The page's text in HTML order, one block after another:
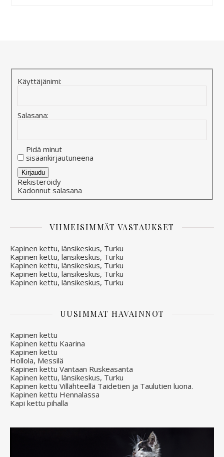
Käyttäjänimi:
Salasana:
Pidä minut
sisäänkirjautuneena
Alternative:
Kirjaudu
Rekisteröidy
Kadonnut salasana
VIIMEISIMMÄT VASTAUKSET
Kapinen kettu, länsikeskus, Turku
Kapinen kettu, länsikeskus, Turku
Kapinen kettu, länsikeskus, Turku
Kapinen kettu, länsikeskus, Turku
Kapinen kettu, länsikeskus, Turku
UUSIMMAT HAVAINNOT
Kapinen kettu
Kapinen kettu Kaarina
Kapinen kettu
Hollola, Messilä
Kapinen kettu Vantaan Ruskeasanta
Kapinen kettu, länsikeskus, Turku
Kapinen kettu Villähteellä Taidetien ja Taulutien luona.
Kapinen kettu Hennalassa
Kapi kettu pihalla